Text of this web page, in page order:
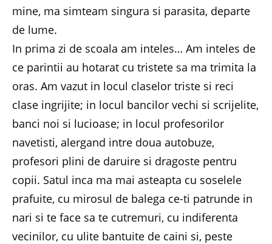
mine, ma simteam singura si parasita, departe
de lume.
In prima zi de scoala am inteles… Am inteles de
ce parintii au hotarat cu tristete sa ma trimita la
oras. Am vazut in locul claselor triste si reci
clase ingrijite; in locul bancilor vechi si scrijelite,
banci noi si lucioase; in locul profesorilor
navetisti, alergand intre doua autobuze,
profesori plini de daruire si dragoste pentru
copii. Satul inca ma mai asteapta cu soselele
prafuite, cu mirosul de balega ce-ti patrunde in
nari si te face sa te cutremuri, cu indiferenta
vecinilor, cu ulite bantuite de caini si, peste